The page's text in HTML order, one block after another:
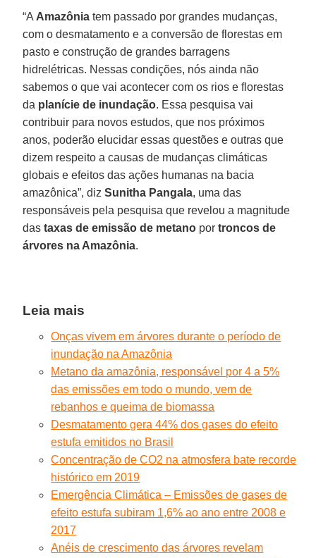
“A Amazônia tem passado por grandes mudanças,
com o desmatamento e a conversão de florestas em
pasto e construção de grandes barragens
hidrelétricas. Nessas condições, nós ainda não
sabemos o que vai acontecer com os rios e florestas
da planície de inundação. Essa pesquisa vai
contribuir para novos estudos, que nos próximos
anos, poderão elucidar essas questões e outras que
dizem respeito a causas de mudanças climáticas
globais e efeitos das ações humanas na bacia
amazônica”, dizSunitha Pangala, uma das
responsáveis pela pesquisa que revelou a magnitude
dastaxas de emissão de metano portroncos de
árvores na Amazônia.
Leia mais
Onças vivem em árvores durante o período de
inundação na Amazônia
Metano da amazônia, responsável por 4 a 5%
das emissões em todo o mundo, vem de
rebanhos e queima de biomassa
Desmatamento gera 44% dos gases do efeito
estufa emitidos no Brasil
Concentração de CO2 na atmosfera bate recorde
histórico em 2019
Emergência Climática – Emissões de gases de
efeito estufa subiram 1,6% ao ano entre 2008 e
2017
Anéis de crescimento das árvores revelam